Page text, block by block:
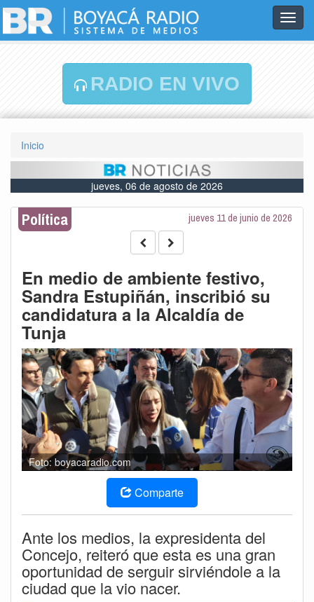
RADIO EN VIVO
Inicio
jueves, 06 de agosto de 2026
Política jueves 11 de junio de 2026
En medio de ambiente festivo,
Sandra Estupiñán, inscribió su
candidatura a la Alcaldía de
Tunja
Foto: boyacaradio.com
Comparte
Ante los medios, la expresidenta del
Concejo, reiteró que esta es una gran
oportunidad de serguir sirviéndole a la
ciudad que la vio nacer.